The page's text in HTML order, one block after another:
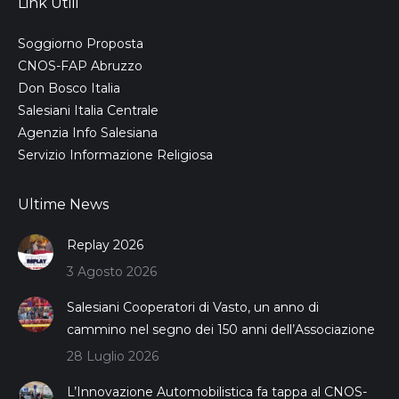
Soggiorno Proposta
CNOS-FAP Abruzzo
Don Bosco Italia
Salesiani Italia Centrale
Agenzia Info Salesiana
Servizio Informazione Religiosa
Ultime News
Replay 2026
3 Agosto 2026
Salesiani Cooperatori di Vasto, un anno di
cammino nel segno dei 150 anni dell’Associazione
28 Luglio 2026
L’Innovazione Automobilistica fa tappa al CNOS-